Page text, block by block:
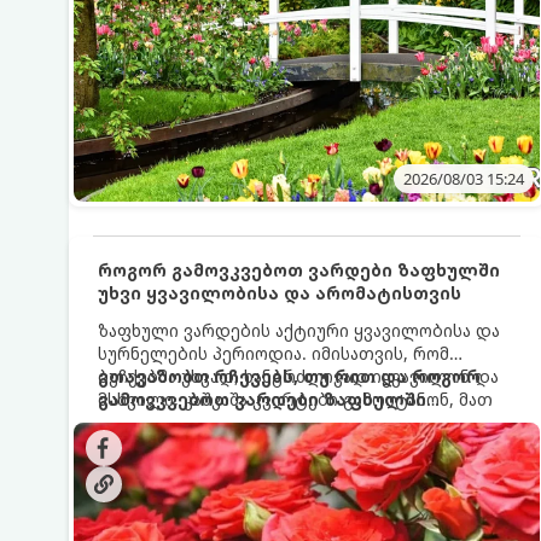
2026/08/03 15:24
როგორ გამოვკვებოთ ვარდები ზაფხულში
უხვი ყვავილობისა და არომატისთვის
ზაფხული ვარდების აქტიური ყვავილობისა და
სურნელების პერიოდია. იმისათვის, რომ
ბუჩქებმა უხვად, ხანგრძლივად იყვავილონ და
მსხვილი, კაშკაშა კვირტები გამოიტანონ, მათ
რეგულარული და სწორი გამოკვება
სჭირდებათ. ზაფხულის პერიოდში მცენარის
მოთხოვნილებები იცვლება, ამიტომ
მნიშვნელოვანია ვიცოდეთ, რომელი სასუქები
გამოიყენება ამ დროს.
გთავაზობთ რჩევებს, თუ რით და როგორ
გამოვკვებოთ ვარდები ზაფხულში
საუკეთესო შედეგის მისაღწევად: